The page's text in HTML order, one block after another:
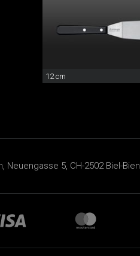
12 cm
Neuengasse 5, CH-2502 Biel-